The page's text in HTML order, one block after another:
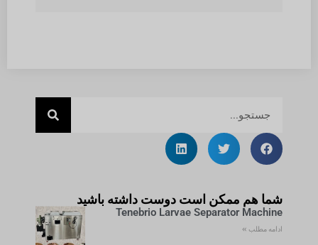
شما هم ممکن است دوست داشته باشید
Tenebrio Larvae Separator Machine
ادامه مطلب »